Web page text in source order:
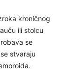
kroničnog
ili stolcu
se
stvaraju